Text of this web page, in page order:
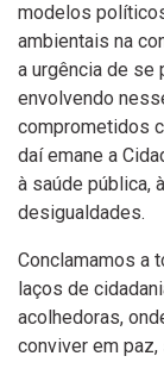
modelos
ambientais na
a urgência de se
envolvendo
comprometidos
daí emane a
à saúde pública,
desigualdades.
Conclamamos a
laços de
acolhedoras,
conviver em paz,